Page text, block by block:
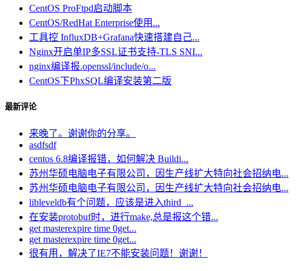
CentOS ProFtpd启动脚本
CentOS/RedHat Enterprise使用...
工具控 InfluxDB+Grafana快速搭建自己...
Nginx开启单IP多SSL证书支持-TLS SNI...
nginx编译报.openssl/include/o...
CentOS下PhxSQL编译安装第二版
最新评论
来晚了。谢谢你的分享。
asdfsdf
centos 6.8编译报错，如何解决 Buildi...
苏州华硕电脑电子有限公司，因生产线扩大特向社会招纳电...
苏州华硕电脑电子有限公司，因生产线扩大特向社会招纳电...
libleveldb有个问题，应该是进入third_...
在安装protobuf时，进行make,总是报这个错...
get masterexpire time 0get...
get masterexpire time 0get...
很有用，解决了IE7不能安装问题！谢谢！